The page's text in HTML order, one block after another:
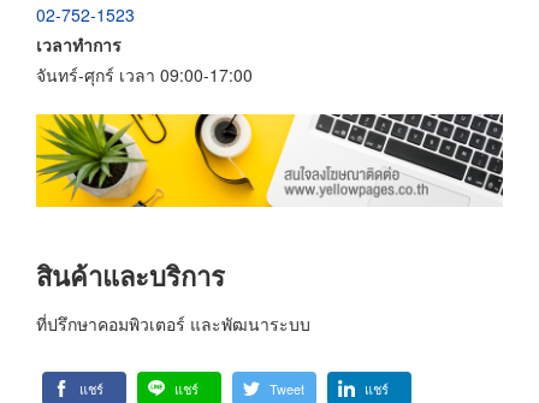
02-752-1523
เวลาทำการ
จันทร์-ศุกร์ เวลา 09:00-17:00
สินค้าและบริการ
ที่ปรึกษาคอมพิวเตอร์ และพัฒนาระบบ
แชร์ แชร์ Tweet แชร์